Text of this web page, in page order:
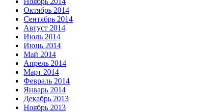
Октябрь 2014
Сентябрь 2014
Август 2014
Июль 2014
Июнь 2014
Май 2014
Апрель 2014
Март 2014
Февраль 2014
Январь 2014
Декабрь 2013
Ноябрь 2013